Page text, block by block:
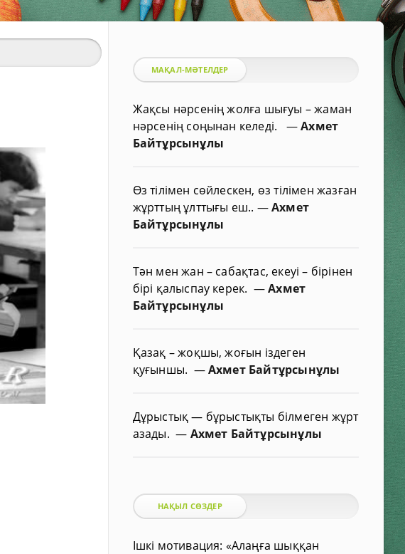
МАҚАЛ-МӘТЕЛДЕР
Жақсы нәрсенің жолға шығуы – жаман
нәрсенің соңынан келеді. —Ахмет
Байтұрсынұлы
Өз тілімен сөйлескен, өз тілімен жазған
жұрттың ұлттығы еш.. —Ахмет
Байтұрсынұлы
Тән мен жан – сабақтас, екеуі – бірінен
бірі қалыспау керек. —Ахмет
Байтұрсынұлы
Қазақ – жоқшы, жоғын іздеген
қуғыншы. —Ахмет Байтұрсынұлы
Дұрыстық — бұрыстықты білмеген жұрт
азады.— Ахмет Байтұрсынұлы
НАҚЫЛ СӨЗДЕР
Ішкі мотивация: «Алаңға шыққан